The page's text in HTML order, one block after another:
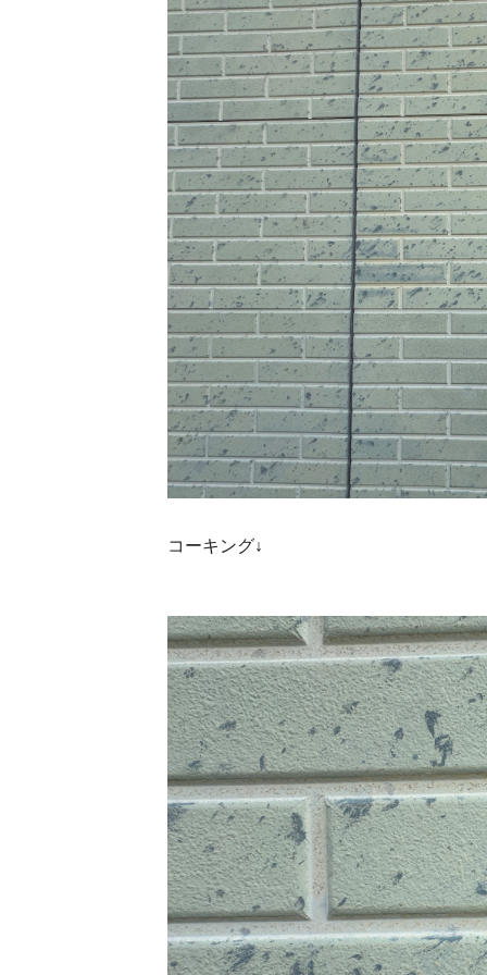
コーキング↓